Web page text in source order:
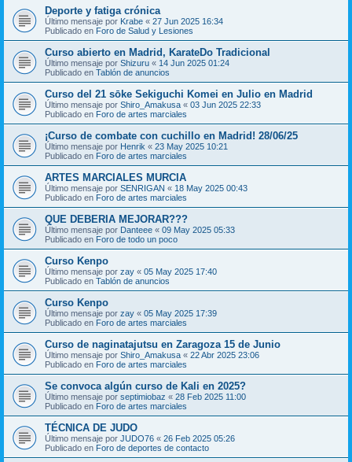
Deporte y fatiga crónica
Último mensaje por Krabe « 27 Jun 2025 16:34
Publicado en Foro de Salud y Lesiones
Curso abierto en Madrid, KarateDo Tradicional
Último mensaje por Shizuru « 14 Jun 2025 01:24
Publicado en Tablón de anuncios
Curso del 21 sōke Sekiguchi Komei en Julio en Madrid
Último mensaje por Shiro_Amakusa « 03 Jun 2025 22:33
Publicado en Foro de artes marciales
¡Curso de combate con cuchillo en Madrid! 28/06/25
Último mensaje por Henrik « 23 May 2025 10:21
Publicado en Foro de artes marciales
ARTES MARCIALES MURCIA
Último mensaje por SENRIGAN « 18 May 2025 00:43
Publicado en Foro de artes marciales
QUE DEBERIA MEJORAR???
Último mensaje por Danteee « 09 May 2025 05:33
Publicado en Foro de todo un poco
Curso Kenpo
Último mensaje por zay « 05 May 2025 17:40
Publicado en Tablón de anuncios
Curso Kenpo
Último mensaje por zay « 05 May 2025 17:39
Publicado en Foro de artes marciales
Curso de naginatajutsu en Zaragoza 15 de Junio
Último mensaje por Shiro_Amakusa « 22 Abr 2025 23:06
Publicado en Foro de artes marciales
Se convoca algún curso de Kali en 2025?
Último mensaje por septimiobaz « 28 Feb 2025 11:00
Publicado en Foro de artes marciales
TÉCNICA DE JUDO
Último mensaje por JUDO76 « 26 Feb 2025 05:26
Publicado en Foro de deportes de contacto